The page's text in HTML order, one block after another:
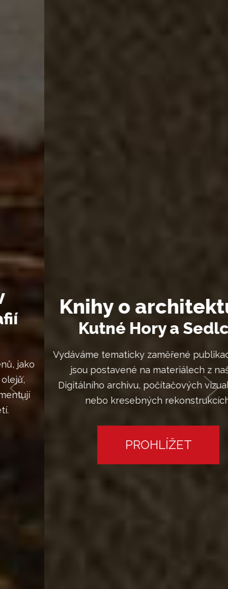
Knihy o architektuře
Kutné Hory a Sedlce
Vydáváme tematicky zaměřené publikace, které
jsou postavené na materiálech z našeho
Digitálního archivu, počítačových vizualizacích
nebo kresebných rekonstrukcích.
PROHLÍŽET
Previous